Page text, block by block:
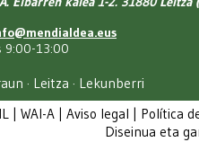
9:00-13:00
· Leitza · Lekunberri
WAI-A Aviso legal
Política
Diseinua eta